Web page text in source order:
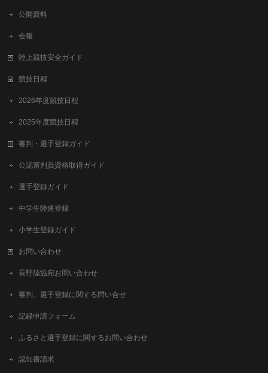
公開資料
会報
陸上競技安全ガイド
競技日程
2026年度競技日程
2025年度競技日程
審判・選手登録ガイド
公認審判員資格取得ガイド
選手登録ガイド
中学生陸連登録
小学生登録ガイド
お問い合わせ
長野陸協宛お問い合わせ
審判、選手登録に関する問い合せ
記録申請フォーム
ふるさと選手登録に関するお問い合わせ
認知書請求